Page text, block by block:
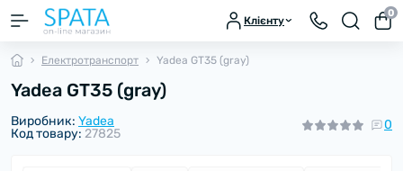
Клієнту
0
Електротранспорт Yadea GT35 (gray)
Yadea GT35 (gray)
Виробник: Yadea
Код товару: 27825
0